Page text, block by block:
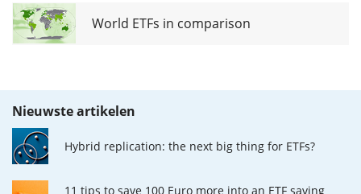
World ETFs in comparison
Nieuwste artikelen
Hybrid replication: the next big thing for ETFs?
11 tips to save 100 Euro more into an ETF saving